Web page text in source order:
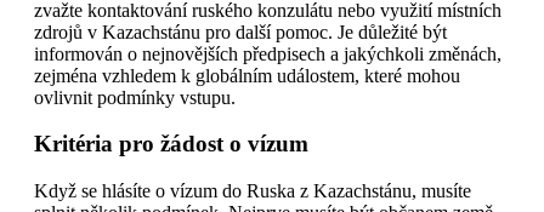
zvažte kontaktování ruského konzulátu nebo využití místních
zdrojů v Kazachstánu pro další pomoc. Je důležité být
informován o nejnovějších předpisech a jakýchkoli změnách,
zejména vzhledem k globálním událostem, které mohou
ovlivnit podmínky vstupu.
Kritéria pro žádost o vízum
Když se hlásíte o vízum do Ruska z Kazachstánu, musíte